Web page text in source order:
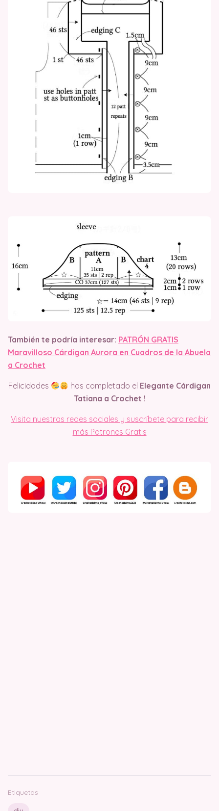
También te podría interesar: PATRÓN GRATIS
Maravilloso Cárdigan Aurora en Cuadros de la Abuela
a Crochet
Felicidades has completado el Elegante Cárdigan
Tatiana a Crochet !
Visita nuestras redes sociales y suscríbete para recibir
más Patrones Gratis
Etiquetas